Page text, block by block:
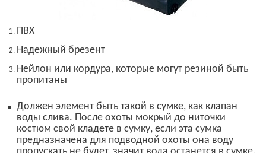
ПВХ
Надежный брезент
Нейлон или кордура, которые могут резиной быть
пропитаны
Должен элемент быть такой в сумке, как клапан
воды слива. После охоты мокрый до ниточки
костюм свой кладете в сумку, если эта сумка
предназначена для подводной охоты она воду